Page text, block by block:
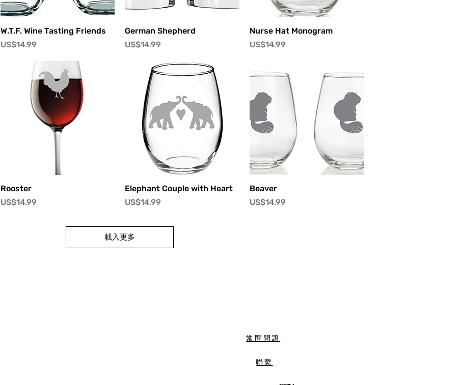
快速瀏覽
W.T.F. Wine Tasting Friends
價格
US$14.99
快速瀏覽
German Shepherd
價格
US$14.99
快速瀏覽
Nurse Hat Monogram
價格
US$14.99
Rooster
價格
US$14.99
快速瀏覽
Elephant Couple with Heart
價格
US$14.99
Beaver
價格
US$14.99
載入更多
常問問題
聯繫